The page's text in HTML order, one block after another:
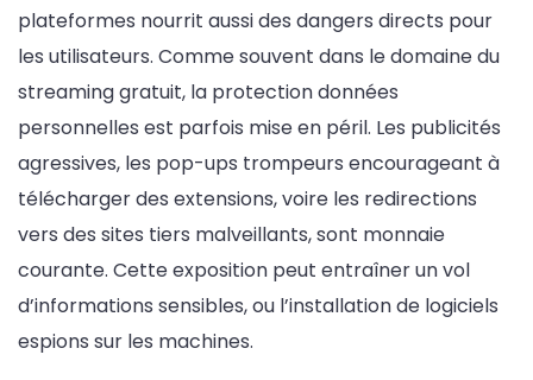
plateformes nourrit aussi des dangers directs pour
les utilisateurs. Comme souvent dans le domaine du
streaming gratuit, la protection données
personnelles est parfois mise en péril. Les publicités
agressives, les pop-ups trompeurs encourageant à
télécharger des extensions, voire les redirections
vers des sites tiers malveillants, sont monnaie
courante. Cette exposition peut entraîner un vol
d’informations sensibles, ou l’installation de logiciels
espions sur les machines.